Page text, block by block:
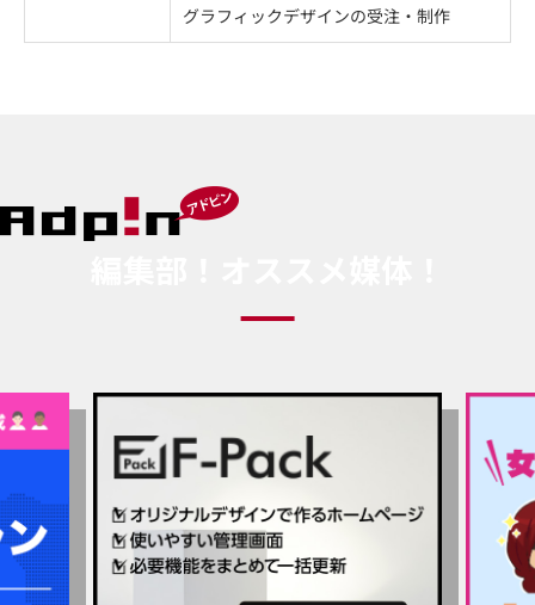
グラフィックデザインの受注・制作